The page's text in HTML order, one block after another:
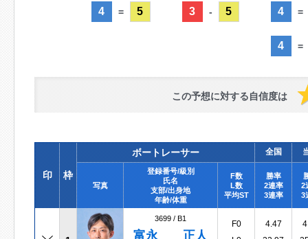
4 = 5 3 - 5 4 =
4 =
この予想に対する自信度は
印 枠
ボートレーサー 全国
写真
登録番号/級別
氏名
支部/出身地
年齢/体重
F数
L数
平均ST
勝率
2連率
3連率
2
3
3699 / B1
富永 正人
F0
4.47